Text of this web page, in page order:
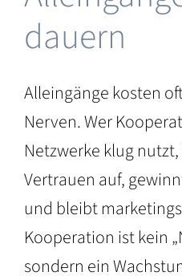
dauern
Alleingänge kosten
Nerven. Wer
Netzwerke klug
Vertrauen auf,
und bleibt
Kooperation ist kein
sondern ein